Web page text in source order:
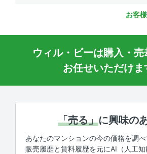
お客
ウィル・ビーは購入・売
お任せいただけま
「売る」に興味の
あなたのマンションの今の価格を調べ
販売履歴と賃料履歴を元にAI（人工